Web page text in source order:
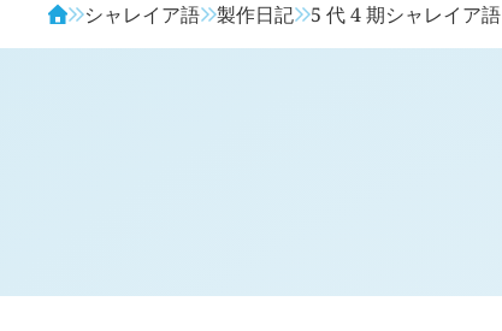
シャレイア語 製作日記 5 代 4 期シャレイア語